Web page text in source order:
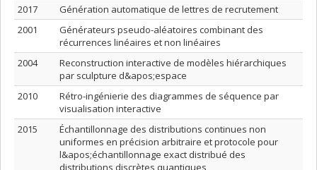
2017
Génération automatique de lettres de recrutement
2001
Générateurs pseudo-aléatoires combinant des
récurrences linéaires et non linéaires
2004
Reconstruction interactive de modèles hiérarchiques
par sculpture d&apos;espace
2010
Rétro-ingénierie des diagrammes de séquence par
visualisation interactive
2015
Échantillonnage des distributions continues non
uniformes en précision arbitraire et protocole pour
l&apos;échantillonnage exact distribué des
distributions discrètes quantiques